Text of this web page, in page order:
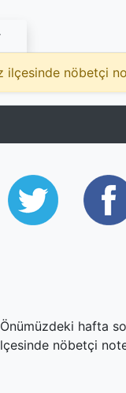
nöbetçi
Önümüzdeki hafta
nöbetçi